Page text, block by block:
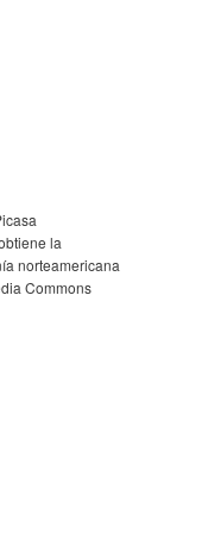
la
norteamericana
Commons